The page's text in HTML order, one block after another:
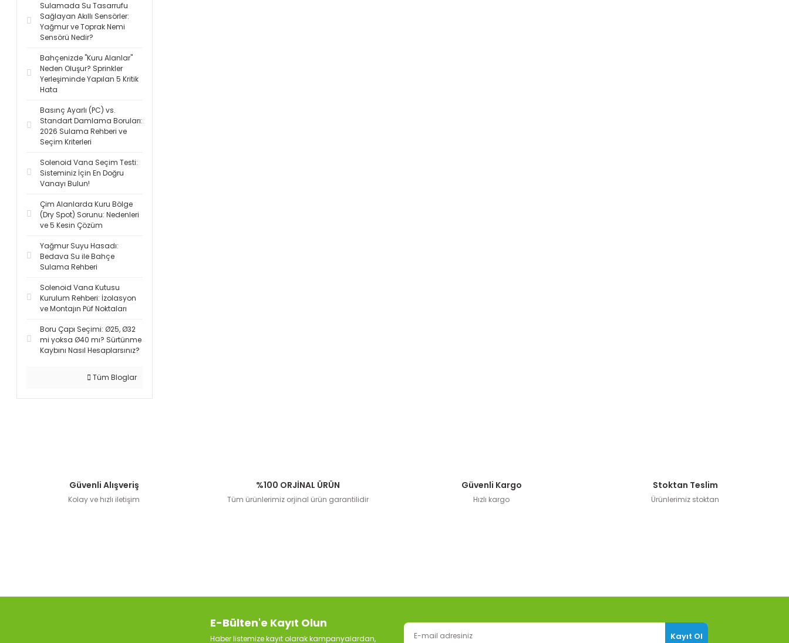
Sulamada Su Tasarrufu
Sağlayan Akıllı Sensörler:
Yağmur ve Toprak Nemi
Sensörü Nedir?
Bahçenizde "Kuru Alanlar"
Neden Oluşur? Sprinkler
Yerleşiminde Yapılan 5 Kritik
Hata
Basınç Ayarlı (PC) vs.
Standart Damlama Boruları:
2026 Sulama Rehberi ve
Seçim Kriterleri
Solenoid Vana Seçim Testi:
Sisteminiz İçin En Doğru
Vanayı Bulun!
Çim Alanlarda Kuru Bölge
(Dry Spot) Sorunu: Nedenleri
ve 5 Kesin Çözüm
Yağmur Suyu Hasadı:
Bedava Su ile Bahçe
Sulama Rehberi
Solenoid Vana Kutusu
Kurulum Rehberi: İzolasyon
ve Montajın Püf Noktaları
Boru Çapı Seçimi: Ø25, Ø32
mi yoksa Ø40 mı? Sürtünme
Kaybını Nasıl Hesaplarsınız?
Tüm Bloglar
Güvenli Alışveriş
Kolay ve hızlı iletişim
%100 ORJİNAL ÜRÜN
Tüm ürünlerimiz orjinal ürün garantilidir
Güvenli Kargo
Hızlı kargo
Stoktan Teslim
Ürünlerimiz stoktan
E-Bülten'e Kayıt Olun
Haber listemize kayıt olarak kampanyalardan, Kayıt Ol